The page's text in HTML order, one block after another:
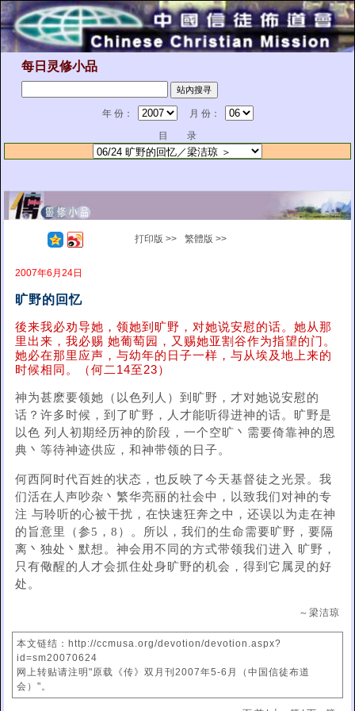
每日灵修小品
年 份：
月 份：
目 录
打印版 >> 繁體版 >>
2007年6月24日
旷野的回忆
後来我必劝导她，领她到旷野，对她说安慰的话。她从那
里出来，我必赐 她葡萄园，又赐她亚割谷作为指望的门。
她必在那里应声，与幼年的日子一样，与从埃及地上来的
时候相同。（何二14至23）
神为甚麽要领她（以色列人）到旷野，才对她说安慰的
话？许多时候，到了旷野，人才能听得进神的话。旷野是
以色 列人初期经历神的阶段，一个空旷丶需要倚靠神的恩
典丶等待神迹供应，和神带领的日子。
何西阿时代百姓的状态，也反映了今天基督徒之光景。我
们活在人声吵杂丶繁华亮丽的社会中，以致我们对神的专
注 与聆听的心被干扰，在快速狂奔之中，还误以为走在神
的旨意里（参5，8）。所以，我们的生命需要旷野，要隔
离丶独处丶默想。神会用不同的方式带领我们进入 旷野，
只有儆醒的人才会抓住处身旷野的机会，得到它属灵的好
处。
～梁洁琼
本文链结：http://ccmusa.org/devotion/devotion.aspx?
id=sm20070624
网上转贴请注明"原载《传》双月刊2007年5-6月（中国信徒布道
会）"。